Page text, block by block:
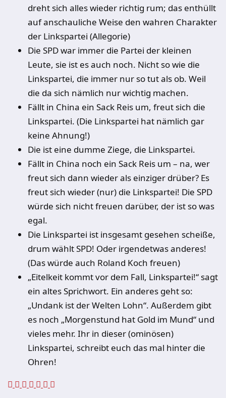
dreht sich alles wieder richtig rum; das enthüllt
auf anschauliche Weise den wahren Charakter
der Linkspartei (Allegorie)
Die SPD war immer die Partei der kleinen
Leute, sie ist es auch noch. Nicht so wie die
Linkspartei, die immer nur so tut als ob. Weil
die da sich nämlich nur wichtig machen.
Fällt in China ein Sack Reis um, freut sich die
Linkspartei. (Die Linkspartei hat nämlich gar
keine Ahnung!)
Die ist eine dumme Ziege, die Linkspartei.
Fällt in China noch ein Sack Reis um – na, wer
freut sich dann wieder als einziger drüber? Es
freut sich wieder (nur) die Linkspartei! Die SPD
würde sich nicht freuen darüber, der ist so was
egal.
Die Linkspartei ist insgesamt gesehen scheiße,
drum wählt SPD! Oder irgendetwas anderes!
(Das würde auch Roland Koch freuen)
„Eitelkeit kommt vor dem Fall, Linkspartei!“ sagt
ein altes Sprichwort. Ein anderes geht so:
„Undank ist der Welten Lohn“. Außerdem gibt
es noch „Morgenstund hat Gold im Mund“ und
vieles mehr. Ihr in dieser (ominösen)
Linkspartei, schreibt euch das mal hinter die
Ohren!